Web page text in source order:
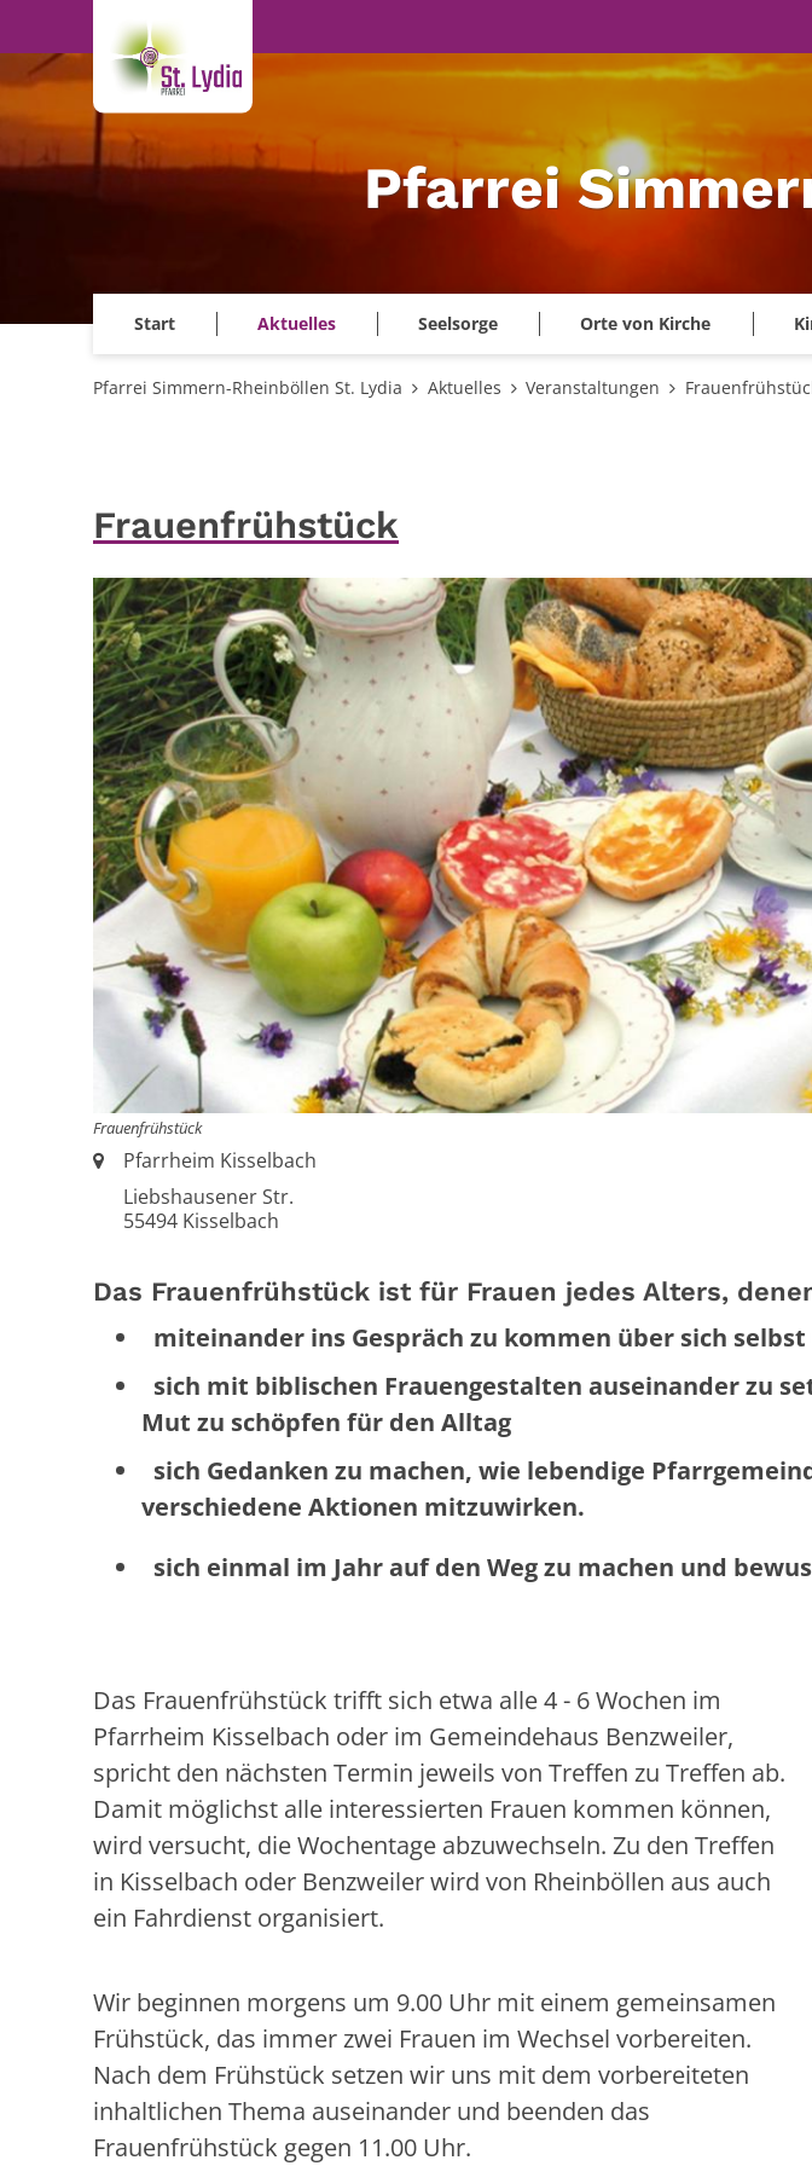
Pfarrei
Start Aktuelles Seelsorge Orte von Kirche
Pfarrei Simmern-Rheinböllen St. Lydia Aktuelles Veranstaltungen
Frauenfrühstück
Frauenfrühstück
Ort:Pfarrheim Kisselbach
Liebshausener Str.
55494 Kisselbach
Das Frauenfrühstück ist für Frauen jedes Alters,
miteinander ins Gespräch zu kommen über sich
sich mit biblischen Frauengestalten auseinander zu
Mut zu schöpfen für den Alltag
sich Gedanken zu machen, wie lebendige
verschiedene Aktionen mitzuwirken.
sich einmal im Jahr auf den Weg zu machen und
Das Frauenfrühstück trifft sich etwa alle 4 - 6 Wochen im
Pfarrheim Kisselbach oder im Gemeindehaus Benzweiler,
spricht den nächsten Termin jeweils von Treffen zu Treffen ab.
Damit möglichst alle interessierten Frauen kommen können,
wird versucht, die Wochentage abzuwechseln. Zu den Treffen
in Kisselbach oder Benzweiler wird von Rheinböllen aus auch
ein Fahrdienst organisiert.
Wir beginnen morgens um 9.00 Uhr mit einem gemeinsamen
Frühstück, das immer zwei Frauen im Wechsel vorbereiten.
Nach dem Frühstück setzen wir uns mit dem vorbereiteten
inhaltlichen Thema auseinander und beenden das
Frauenfrühstück gegen 11.00 Uhr.